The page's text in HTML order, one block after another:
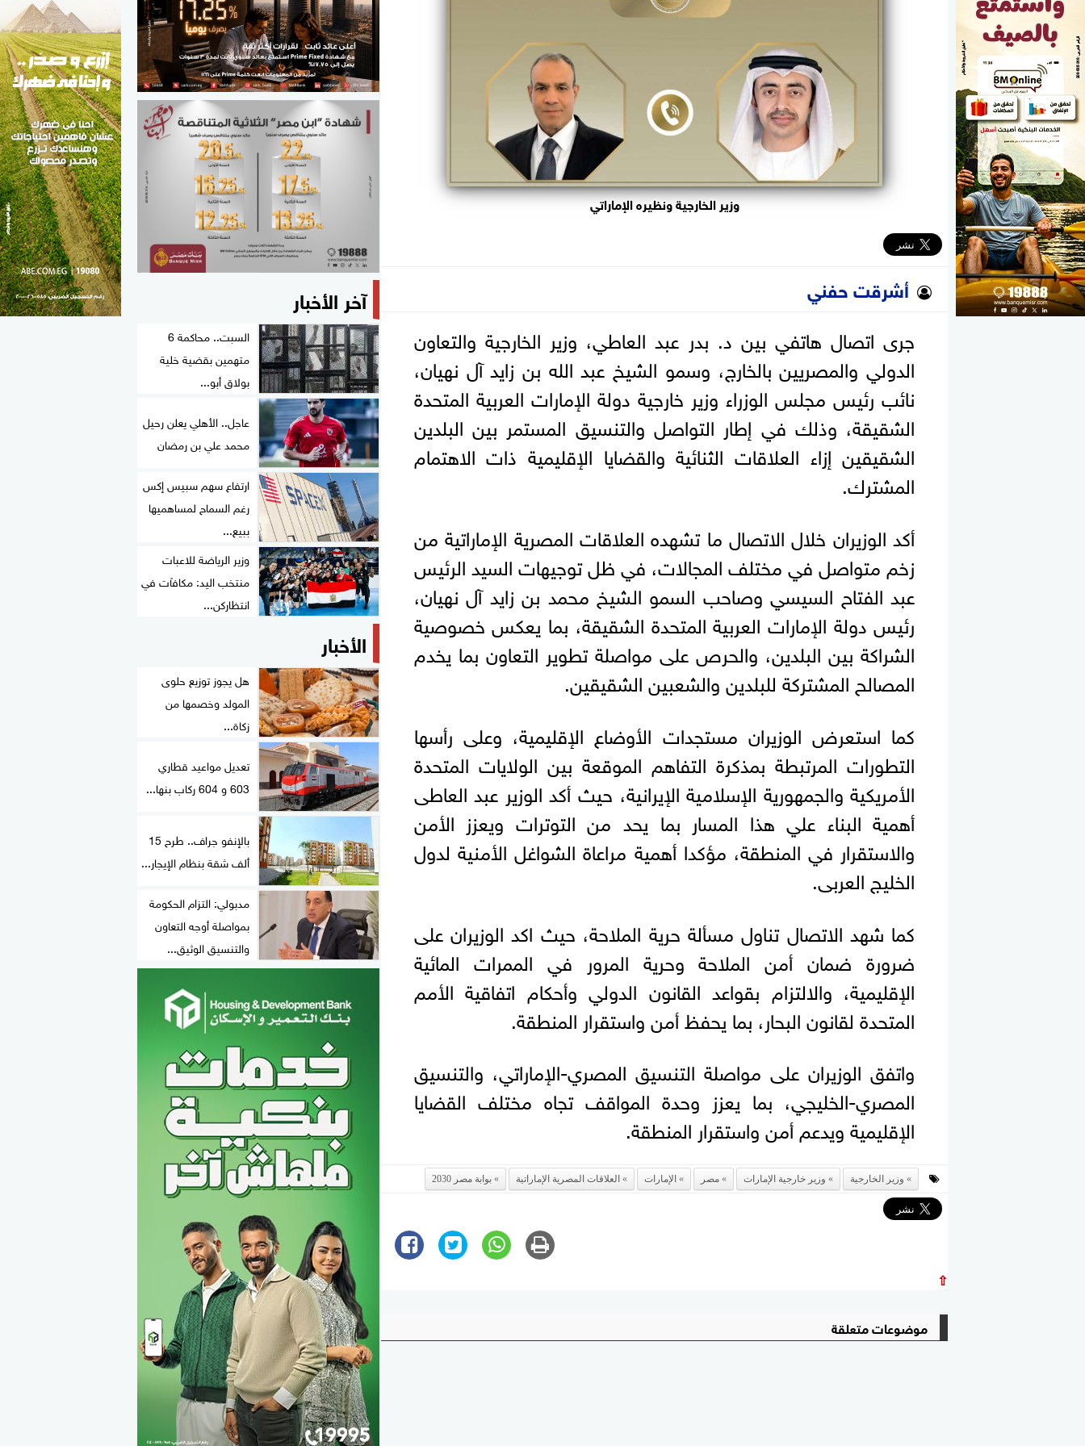
مواهب مصر
وزير الخارجية ونظيره الإماراتي
أشرقت حفني
جرى اتصال هاتفي بين د. بدر عبد العاطي، وزير الخارجية والتعاون
الدولي والمصريين بالخارج، وسمو الشيخ عبد الله بن زايد آل نهيان،
نائب رئيس مجلس الوزراء وزير خارجية دولة الإمارات العربية المتحدة
الشقيقة، وذلك في إطار التواصل والتنسيق المستمر بين البلدين
الشقيقين إزاء العلاقات الثنائية والقضايا الإقليمية ذات الاهتمام
المشترك.
أكد الوزيران خلال الاتصال ما تشهده العلاقات المصرية الإماراتية من
زخم متواصل في مختلف المجالات، في ظل توجيهات السيد الرئيس
عبد الفتاح السيسي وصاحب السمو الشيخ محمد بن زايد آل نهيان،
رئيس دولة الإمارات العربية المتحدة الشقيقة، بما يعكس خصوصية
الشراكة بين البلدين، والحرص على مواصلة تطوير التعاون بما يخدم
المصالح المشتركة للبلدين والشعبين الشقيقين.
كما استعرض الوزيران مستجدات الأوضاع الإقليمية، وعلى رأسها
التطورات المرتبطة بمذكرة التفاهم الموقعة بين الولايات المتحدة
الأمريكية والجمهورية الإسلامية الإيرانية، حيث أكد الوزير عبد العاطى
أهمية البناء علي هذا المسار بما يحد من التوترات ويعزز الأمن
والاستقرار في المنطقة، مؤكدا أهمية مراعاة الشواغل الأمنية لدول
الخليج العربى.
كما شهد الاتصال تناول مسألة حرية الملاحة، حيث اكد الوزيران على
ضرورة ضمان أمن الملاحة وحرية المرور في الممرات المائية
الإقليمية، والالتزام بقواعد القانون الدولي وأحكام اتفاقية الأمم
المتحدة لقانون البحار، بما يحفظ أمن واستقرار المنطقة.
واتفق الوزيران على مواصلة التنسيق المصري-الإماراتي، والتنسيق
المصري-الخليجي، بما يعزز وحدة المواقف تجاه مختلف القضايا
الإقليمية ويدعم أمن واستقرار المنطقة.
وزير الخارجية وزير خارجية الإمارات مصر الإمارات العلاقات المصرية الإماراتية بوابة مصر 2030
⇧
موضوعات متعلقة
آخر الأخبار
السبت.. محاكمة 6
متهمين بقضية خلية
بولاق أبو...
عاجل.. الأهلي يعلن رحيل
محمد علي بن رمضان
ارتفاع سهم سبيس إكس
رغم السماح لمساهميها
ببيع...
وزير الرياضة للاعبات
منتخب اليد: مكافآت في
انتظاركن...
الأخبار
هل يجوز توزيع حلوى
المولد وخصمها من
زكاة...
تعديل مواعيد قطاري
603 و 604 ركاب بنها...
بالإنفو جراف.. طرح 15
ألف شقة بنظام الإيجار...
مدبولي: التزام الحكومة
بمواصلة أوجه التعاون
والتنسيق الوثيق...